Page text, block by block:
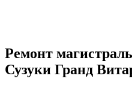
Ремонт
Сузуки Гранд